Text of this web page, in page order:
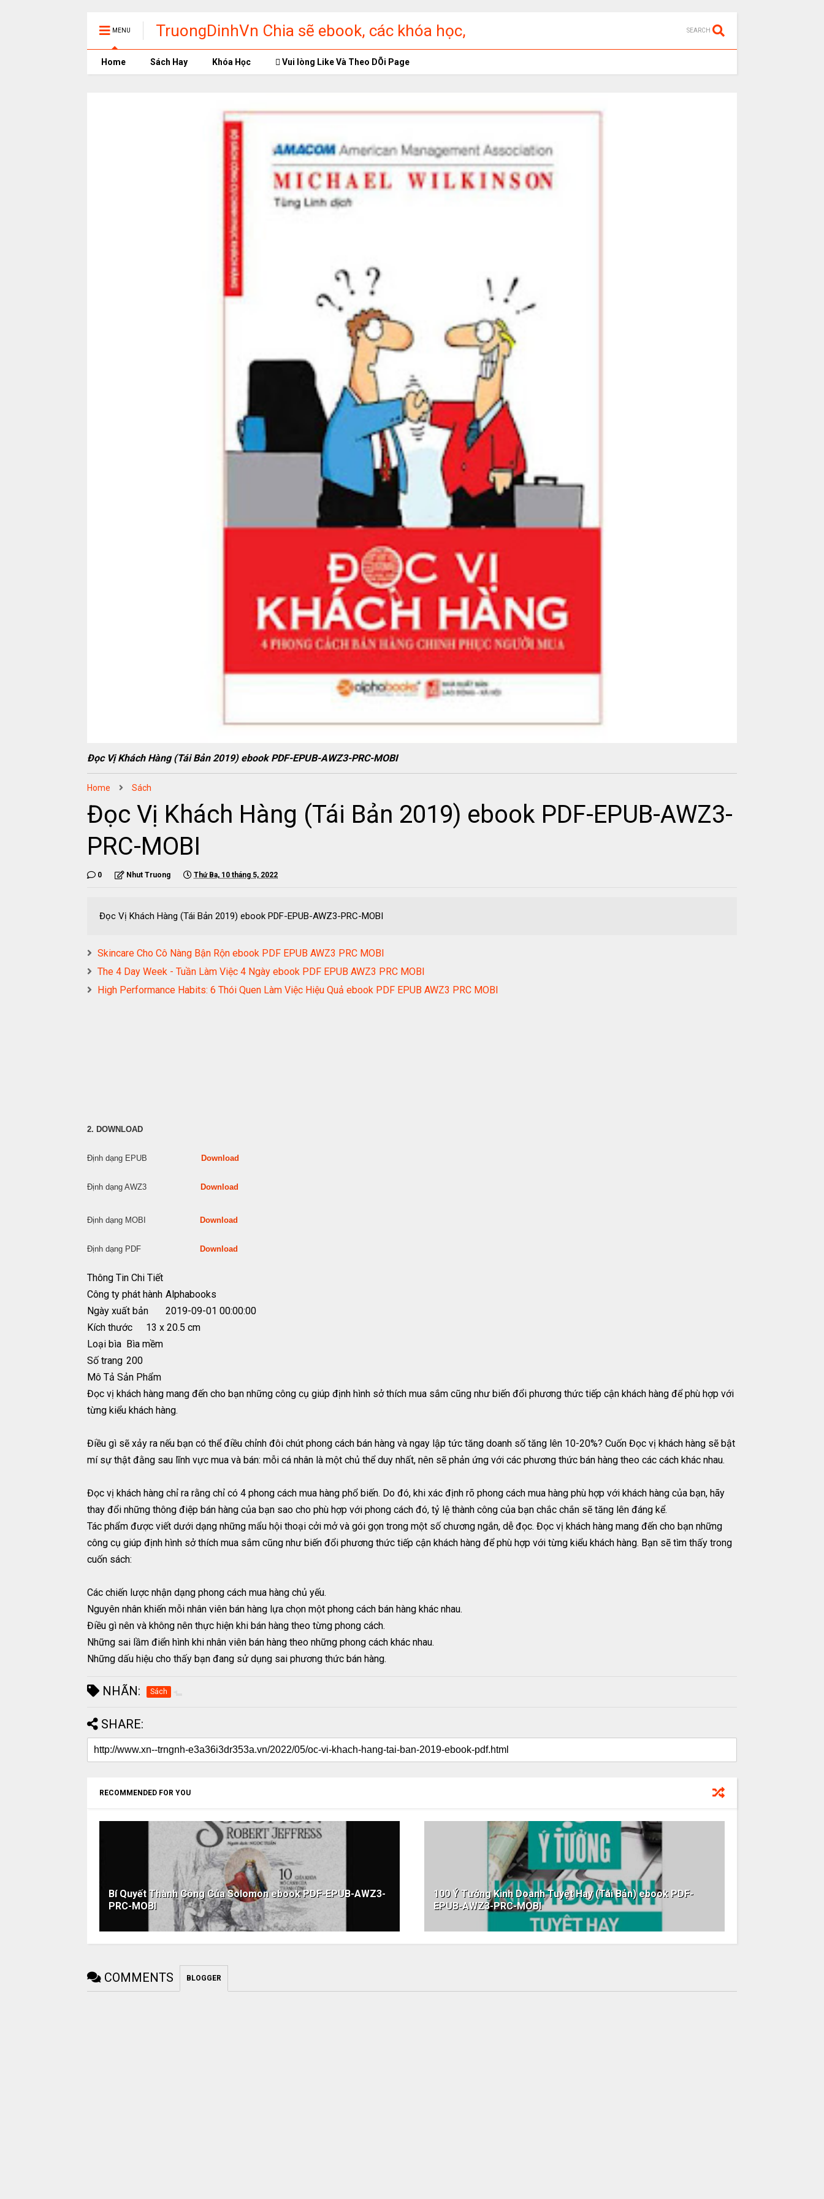
MENU
TruongDinhVn Chia sẽ ebook, các khóa học,
phần mềm học tập miễn phí
SEARCH
Home Sách Hay Khóa Học Vui lòng Like Và Theo DÕi Page
Đọc Vị Khách Hàng (Tái Bản 2019) ebook PDF-EPUB-AWZ3-PRC-MOBI
Home Sách
Đọc Vị Khách Hàng (Tái Bản 2019) ebook PDF-EPUB-AWZ3-
PRC-MOBI
0 Nhut Truong Thứ Ba, 10 tháng 5, 2022
Đọc Vị Khách Hàng (Tái Bản 2019) ebook PDF-EPUB-AWZ3-PRC-MOBI
Skincare Cho Cô Nàng Bận Rộn ebook PDF EPUB AWZ3 PRC MOBI
The 4 Day Week - Tuần Làm Việc 4 Ngày ebook PDF EPUB AWZ3 PRC MOBI
High Performance Habits: 6 Thói Quen Làm Việc Hiệu Quả ebook PDF EPUB AWZ3 PRC MOBI
2. DOWNLOAD
Định dạng EPUB Download
Định dạng AWZ3 Download
Định dạng MOBI Download
Định dạng PDF Download
Thông Tin Chi Tiết
Công ty phát hành Alphabooks
Ngày xuất bản
2019-09-01 00:00:00
Kích thước
13 x 20.5 cm
Loại bìa Bìa mềm
Số trang 200
Mô Tả Sản Phẩm
Đọc vị khách hàng mang đến cho bạn những công cụ giúp định hình sở thích mua sắm cũng như biến đổi phương thức tiếp cận khách hàng để phù hợp với
từng kiểu khách hàng.
Điều gì sẽ xảy ra nếu bạn có thể điều chỉnh đôi chút phong cách bán hàng và ngay lập tức tăng doanh số tăng lên 10-20%? Cuốn Đọc vị khách hàng sẽ bật
mí sự thật đằng sau lĩnh vực mua và bán: mỗi cá nhân là một chủ thể duy nhất, nên sẽ phản ứng với các phương thức bán hàng theo các cách khác nhau.
Đọc vị khách hàng chỉ ra rằng chỉ có 4 phong cách mua hàng phổ biến. Do đó, khi xác định rõ phong cách mua hàng phù hợp với khách hàng của bạn, hãy
thay đổi những thông điệp bán hàng của bạn sao cho phù hợp với phong cách đó, tỷ lệ thành công của bạn chắc chắn sẽ tăng lên đáng kể.
Tác phẩm được viết dưới dạng những mẩu hội thoại cởi mở và gói gọn trong một số chương ngắn, dễ đọc. Đọc vị khách hàng mang đến cho bạn những
công cụ giúp định hình sở thích mua sắm cũng như biến đổi phương thức tiếp cận khách hàng để phù hợp với từng kiểu khách hàng. Bạn sẽ tìm thấy trong
cuốn sách:
Các chiến lược nhận dạng phong cách mua hàng chủ yếu.
Nguyên nhân khiến mỗi nhân viên bán hàng lựa chọn một phong cách bán hàng khác nhau.
Điều gì nên và không nên thực hiện khi bán hàng theo từng phong cách.
Những sai lầm điển hình khi nhân viên bán hàng theo những phong cách khác nhau.
Những dấu hiệu cho thấy bạn đang sử dụng sai phương thức bán hàng.
NHÃN: Sách
SHARE:
RECOMMENDED FOR YOU
Bí Quyết Thành Công Của Solomon ebook PDF-EPUB-AWZ3-
PRC-MOBI
100 Ý Tưởng Kinh Doanh Tuyệt Hay (Tái Bản) ebook PDF-
EPUB-AWZ3-PRC-MOBI
COMMENTS BLOGGER